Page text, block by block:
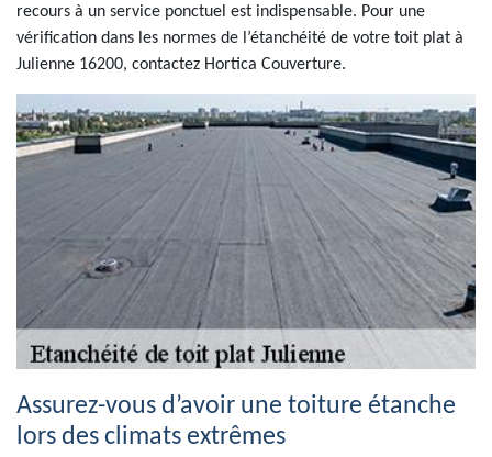
recours à un service ponctuel est indispensable. Pour une
vérification dans les normes de l’étanchéité de votre toit plat à
Julienne 16200, contactez Hortica Couverture.
Assurez-vous d’avoir une toiture étanche
lors des climats extrêmes